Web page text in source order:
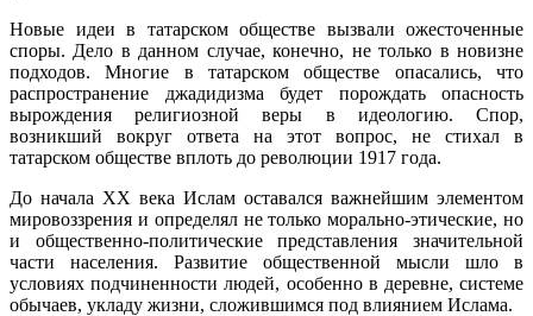
Новые идеи в татарском обществе вызвали ожесточенные
споры. Дело в данном случае, конечно, не только в новизне
подходов. Многие в татарском обществе опасались, что
распространение джадидизма будет порождать опасность
вырождения религиозной веры в идеологию. Спор,
возникший вокруг ответа на этот вопрос, не стихал в
татарском обществе вплоть до революции 1917 года.
До начала XX века Ислам оставался важнейшим элементом
мировоззрения и определял не только морально-этические, но
и общественно-политические представления значительной
части населения. Развитие общественной мысли шло в
условиях подчиненности людей, особенно в деревне, системе
обычаев, укладу жизни, сложившимся под влиянием Ислама.